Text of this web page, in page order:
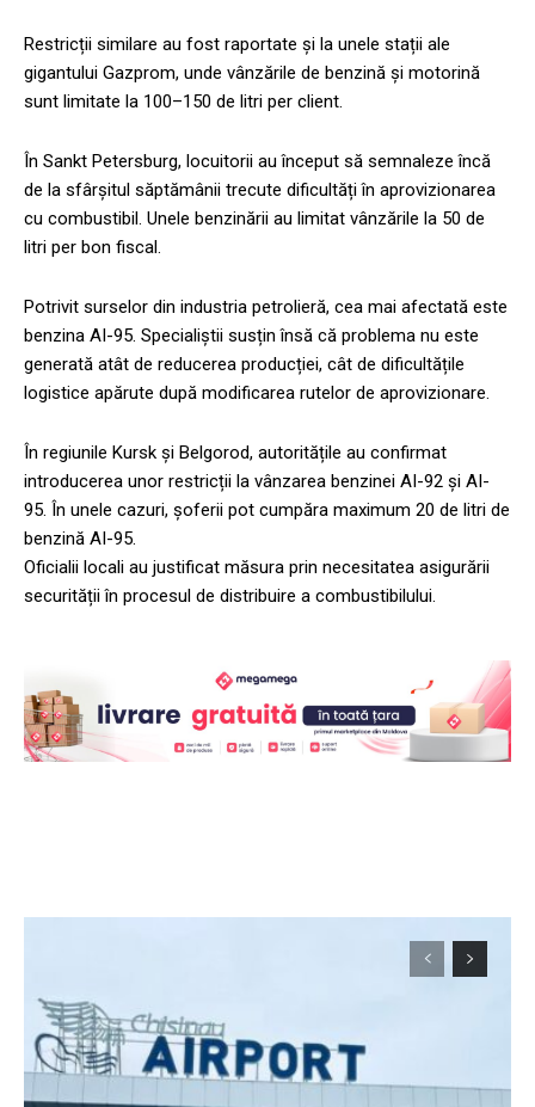
Restricții similare au fost raportate și la unele stații ale
gigantului Gazprom, unde vânzările de benzină și motorină
sunt limitate la 100–150 de litri per client.
În Sankt Petersburg, locuitorii au început să semnaleze încă
de la sfârșitul săptămânii trecute dificultăți în aprovizionarea
cu combustibil. Unele benzinării au limitat vânzările la 50 de
litri per bon fiscal.
Potrivit surselor din industria petrolieră, cea mai afectată este
benzina AI-95. Specialiștii susțin însă că problema nu este
generată atât de reducerea producției, cât de dificultățile
logistice apărute după modificarea rutelor de aprovizionare.
În regiunile Kursk și Belgorod, autoritățile au confirmat
introducerea unor restricții la vânzarea benzinei AI-92 și AI-
95. În unele cazuri, șoferii pot cumpăra maximum 20 de litri de
benzină AI-95.
Oficialii locali au justificat măsura prin necesitatea asigurării
securității în procesul de distribuire a combustibilului.